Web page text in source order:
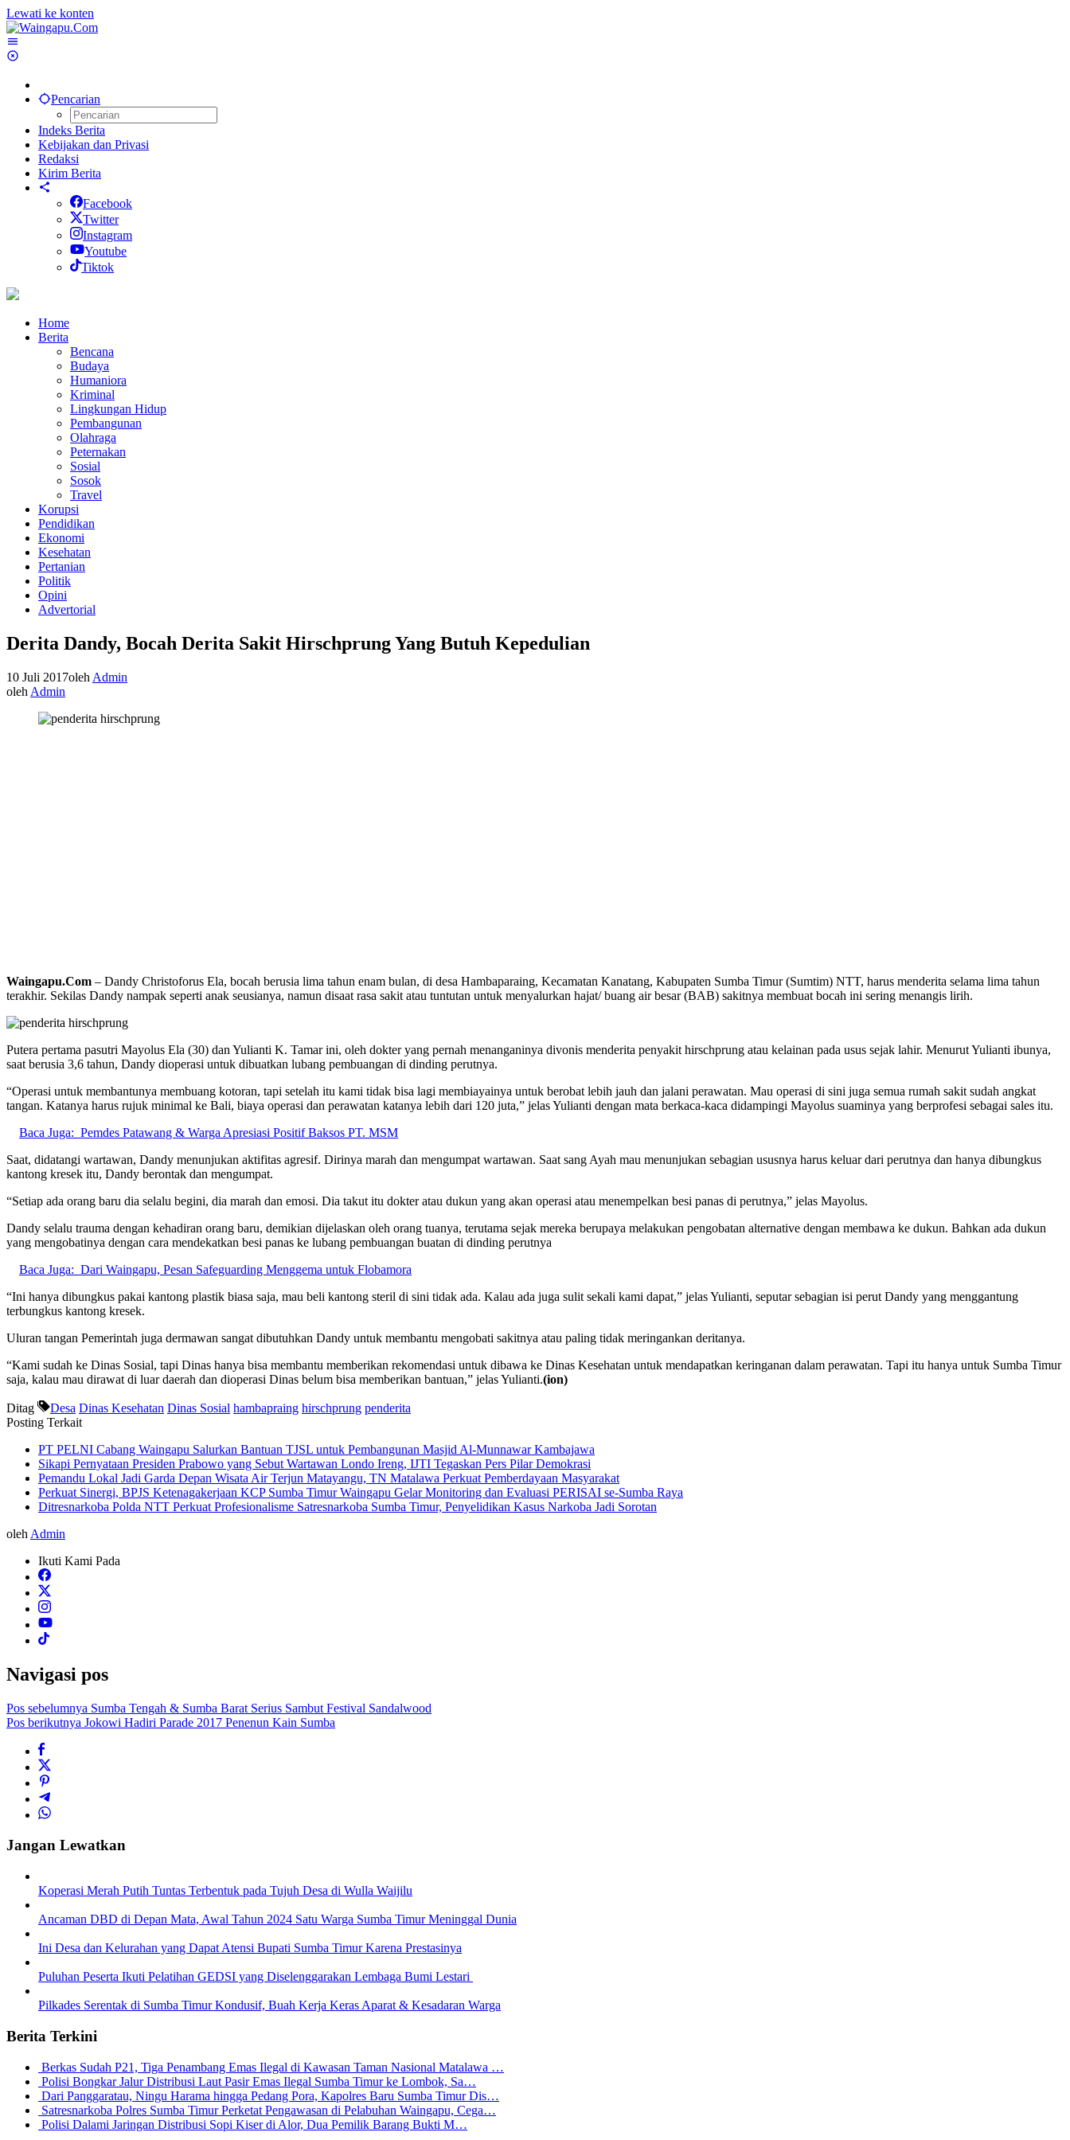
Lewati ke konten
Pencarian
Indeks Berita
Kebijakan dan Privasi
Redaksi
Kirim Berita
Facebook
Twitter
Instagram
Youtube
Tiktok
Home
Berita
Bencana
Budaya
Humaniora
Kriminal
Lingkungan Hidup
Pembangunan
Olahraga
Peternakan
Sosial
Sosok
Travel
Korupsi
Pendidikan
Ekonomi
Kesehatan
Pertanian
Politik
Opini
Advertorial
Derita Dandy, Bocah Derita Sakit Hirschprung Yang Butuh Kepedulian
10 Juli 2017oleh Admin
oleh Admin
Waingapu.Com – Dandy Christoforus Ela, bocah berusia lima tahun enam bulan, di desa Hambaparaing, Kecamatan Kanatang, Kabupaten Sumba Timur (Sumtim) NTT, harus menderita selama lima tahun
terakhir. Sekilas Dandy nampak seperti anak seusianya, namun disaat rasa sakit atau tuntutan untuk menyalurkan hajat/ buang air besar (BAB) sakitnya membuat bocah ini sering menangis lirih.
Putera pertama pasutri Mayolus Ela (30) dan Yulianti K. Tamar ini, oleh dokter yang pernah menanganinya divonis menderita penyakit hirschprung atau kelainan pada usus sejak lahir. Menurut Yulianti ibunya,
saat berusia 3,6 tahun, Dandy dioperasi untuk dibuatkan lubang pembuangan di dinding perutnya.
“Operasi untuk membantunya membuang kotoran, tapi setelah itu kami tidak bisa lagi membiayainya untuk berobat lebih jauh dan jalani perawatan. Mau operasi di sini juga semua rumah sakit sudah angkat
tangan. Katanya harus rujuk minimal ke Bali, biaya operasi dan perawatan katanya lebih dari 120 juta,” jelas Yulianti dengan mata berkaca-kaca didampingi Mayolus suaminya yang berprofesi sebagai sales itu.
Baca Juga: Pemdes Patawang & Warga Apresiasi Positif Baksos PT. MSM
Saat, didatangi wartawan, Dandy menunjukan aktifitas agresif. Dirinya marah dan mengumpat wartawan. Saat sang Ayah mau menunjukan sebagian ususnya harus keluar dari perutnya dan hanya dibungkus
kantong kresek itu, Dandy berontak dan mengumpat.
“Setiap ada orang baru dia selalu begini, dia marah dan emosi. Dia takut itu dokter atau dukun yang akan operasi atau menempelkan besi panas di perutnya,” jelas Mayolus.
Dandy selalu trauma dengan kehadiran orang baru, demikian dijelaskan oleh orang tuanya, terutama sejak mereka berupaya melakukan pengobatan alternative dengan membawa ke dukun. Bahkan ada dukun
yang mengobatinya dengan cara mendekatkan besi panas ke lubang pembuangan buatan di dinding perutnya
Baca Juga: Dari Waingapu, Pesan Safeguarding Menggema untuk Flobamora
“Ini hanya dibungkus pakai kantong plastik biasa saja, mau beli kantong steril di sini tidak ada. Kalau ada juga sulit sekali kami dapat,” jelas Yulianti, seputar sebagian isi perut Dandy yang menggantung
terbungkus kantong kresek.
Uluran tangan Pemerintah juga dermawan sangat dibutuhkan Dandy untuk membantu mengobati sakitnya atau paling tidak meringankan deritanya.
“Kami sudah ke Dinas Sosial, tapi Dinas hanya bisa membantu memberikan rekomendasi untuk dibawa ke Dinas Kesehatan untuk mendapatkan keringanan dalam perawatan. Tapi itu hanya untuk Sumba Timur
saja, kalau mau dirawat di luar daerah dan dioperasi Dinas belum bisa memberikan bantuan,” jelas Yulianti.(ion)
Ditag Desa Dinas Kesehatan Dinas Sosial hambapraing hirschprung penderita
Posting Terkait
PT PELNI Cabang Waingapu Salurkan Bantuan TJSL untuk Pembangunan Masjid Al-Munnawar Kambajawa
Sikapi Pernyataan Presiden Prabowo yang Sebut Wartawan Londo Ireng, IJTI Tegaskan Pers Pilar Demokrasi
Pemandu Lokal Jadi Garda Depan Wisata Air Terjun Matayangu, TN Matalawa Perkuat Pemberdayaan Masyarakat
Perkuat Sinergi, BPJS Ketenagakerjaan KCP Sumba Timur Waingapu Gelar Monitoring dan Evaluasi PERISAI se-Sumba Raya
Ditresnarkoba Polda NTT Perkuat Profesionalisme Satresnarkoba Sumba Timur, Penyelidikan Kasus Narkoba Jadi Sorotan
oleh Admin
Ikuti Kami Pada
Navigasi pos
Pos sebelumnya Sumba Tengah & Sumba Barat Serius Sambut Festival Sandalwood
Pos berikutnya Jokowi Hadiri Parade 2017 Penenun Kain Sumba
Jangan Lewatkan
Koperasi Merah Putih Tuntas Terbentuk pada Tujuh Desa di Wulla Waijilu
Ancaman DBD di Depan Mata, Awal Tahun 2024 Satu Warga Sumba Timur Meninggal Dunia
Ini Desa dan Kelurahan yang Dapat Atensi Bupati Sumba Timur Karena Prestasinya
Puluhan Peserta Ikuti Pelatihan GEDSI yang Diselenggarakan Lembaga Bumi Lestari
Pilkades Serentak di Sumba Timur Kondusif, Buah Kerja Keras Aparat & Kesadaran Warga
Berita Terkini
Berkas Sudah P21, Tiga Penambang Emas Ilegal di Kawasan Taman Nasional Matalawa …
Polisi Bongkar Jalur Distribusi Laut Pasir Emas Ilegal Sumba Timur ke Lombok, Sa…
Dari Panggaratau, Ningu Harama hingga Pedang Pora, Kapolres Baru Sumba Timur Dis…
Satresnarkoba Polres Sumba Timur Perketat Pengawasan di Pelabuhan Waingapu, Cega…
Polisi Dalami Jaringan Distribusi Sopi Kiser di Alor, Dua Pemilik Barang Bukti M…